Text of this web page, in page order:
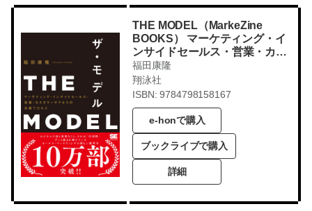
THE MODEL（MarkeZine
BOOKS） マーケティング・イ
ンサイドセールス・営業・カス
タマーサクセスの共業プロセス
福田康隆
翔泳社
ISBN: 9784798158167
e-honで購入
ブックライブで購入
詳細